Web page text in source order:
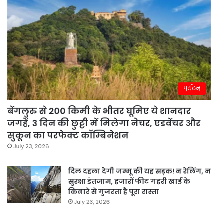
पर्यटन
बेंगलुरु से 200 किमी के भीतर घूमिए ये शानदार
जगहें, 3 दिन की छुट्टी में मिलेगा नेचर, एडवेंचर और
सुकून का परफेक्ट कॉम्बिनेशन
July 23, 2026
दिल दहला देगी जम्मू की यह सड़क! न रेलिंग, न
सुरक्षा इंतजाम, हजारों फीट गहरी खाई के
किनारे से गुजरता है पूरा रास्ता
July 23, 2026